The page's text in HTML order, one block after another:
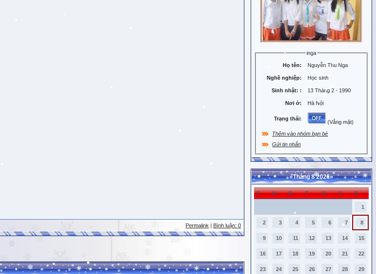
Permalink Bình luận: 0
inga
Họ tên: Nguyễn Thu Nga
Nghề nghiệp: Học sinh
Sinh nhật: : 13 Tháng 2 - 1990
Nơi ở: Hà Nội
Trạng thái:
(Vắng mặt)
Thêm vào nhóm bạn bè
Gửi tin nhắn
«Tháng 8 2026»
C H B T N S B
1
2 3 4 5 6 7 8
9 10 11 12 13 14 15
16 17 18 19 20 21 22
23 24 25 26 27 28 29